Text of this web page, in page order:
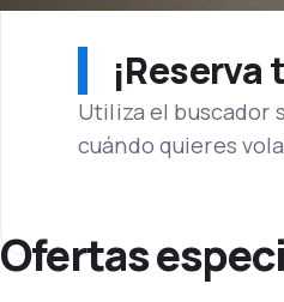
Utiliza el buscador
cuándo quieres
Ofertas